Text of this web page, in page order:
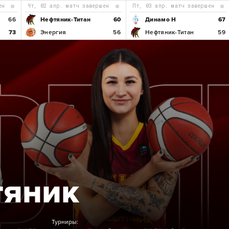
66
73
чт, 02 апр. матч завершен
Нефтяник-Титан
60
Энергия
56
пт, 03 апр. матч завершен
Динамо Н
67
Нефтяник-Титан
59
Турниры: